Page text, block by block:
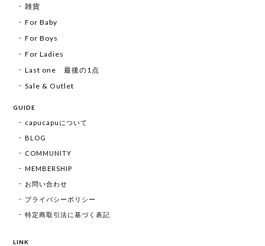
雑貨
For Baby
For Boys
For Ladies
Last one 最後の1点
Sale & Outlet
GUIDE
capucapuについて
BLOG
COMMUNITY
MEMBERSHIP
お問い合わせ
プライバシーポリシー
特定商取引法に基づく表記
LINK